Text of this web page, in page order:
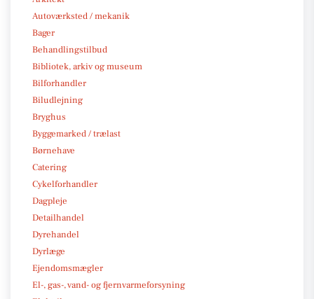
Autoværksted / mekanik
Bager
Behandlingstilbud
Bibliotek, arkiv og museum
Bilforhandler
Biludlejning
Bryghus
Byggemarked / trælast
Børnehave
Catering
Cykelforhandler
Dagpleje
Detailhandel
Dyrehandel
Dyrlæge
Ejendomsmægler
El-, gas-, vand- og fjernvarmeforsyning